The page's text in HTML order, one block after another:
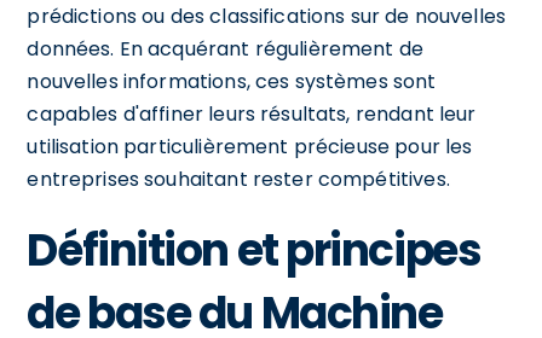
prédictions ou des classifications sur de nouvelles
données. En acquérant régulièrement de
nouvelles informations, ces systèmes sont
capables d'affiner leurs résultats, rendant leur
utilisation particulièrement précieuse pour les
entreprises souhaitant rester compétitives.
Définition et principes
de base du Machine